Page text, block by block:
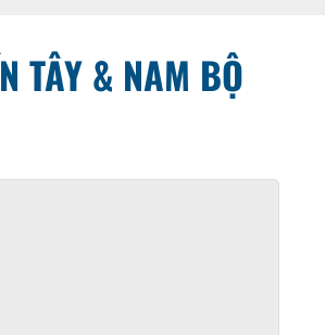
TÂY & NAM BỘ